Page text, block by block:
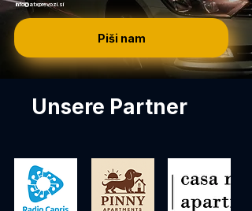
info@atxprevozi.si
Piši nam
Unsere Partner